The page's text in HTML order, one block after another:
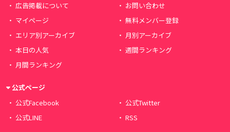
広告掲載について
お問い合わせ
マイページ
無料メンバー登録
エリア別アーカイブ
月別アーカイブ
本日の人気
週間ランキング
月間ランキング
公式ページ
公式Facebook
公式Twitter
公式LINE
RSS